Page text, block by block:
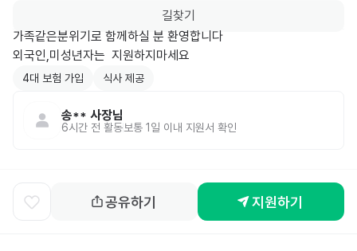
길찾기
가족같은분위기로 함께하실 분 환영합니다
외국인,미성년자는  지원하지마세요
4대 보험 가입 식사 제공
송** 사장님
6시간 전 활동 보통 1일 이내 지원서 확인
공유하기 지원하기